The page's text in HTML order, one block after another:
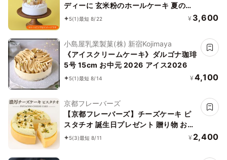
ディーに 玄米粉のホールケーキ 夏の贈
り物に
5(1)最短 8/22 ¥ 3,600
小島屋乳業製菓(株) 新宿Kojimaya
《アイスクリームケーキ》ダルゴナ珈琲
5号 15cm お中元 2026 アイス2026
5(1)最短 8/14 ¥ 4,100
京都フレーバーズ
【京都フレーバーズ】チーズケーキ ピ
スタチオ 誕生日プレゼント 贈り物 お中
元2026
5(3)最短 8/11 ¥ 2,400